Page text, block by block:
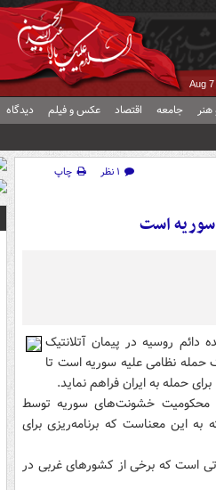
Aug
جامعه اقتصاد عکس و فیلم دیدگاه
۱ نظر
چاپ
سوريه است
دائم روسیه در پیمان آتلانتیک
حمله نظامی علیه سوریه است تا
حمله به ایران فراهم نماید.
محکومیت خشونت‌های سوریه توسط
این معناست که برنامه‌ریزی برای
است که برخی از کشورهای غربی در